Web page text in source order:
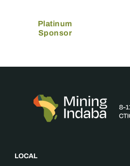
Platinum
Sponsor
LOCAL